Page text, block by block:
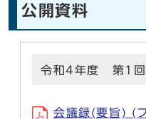
公開資料
令和4年度 第1
会議録(要旨) (